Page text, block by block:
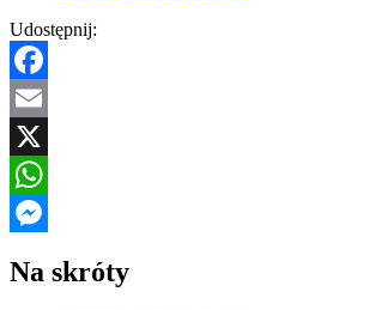
Udostępnij:
Facebook
Email
X
WhatsApp
Na skróty